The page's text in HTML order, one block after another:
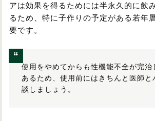
アは効果を得るためには半永久的に飲
るため、特に子作りの予定がある若年
要です。
使用をやめてからも性機能不全が完治
あるため、使用前にはきちんと医師と
談しましょう。